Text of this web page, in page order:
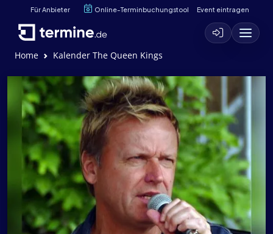
Für Anbieter Online-Terminbuchungstool Event eintragen
Home Kalender The Queen Kings